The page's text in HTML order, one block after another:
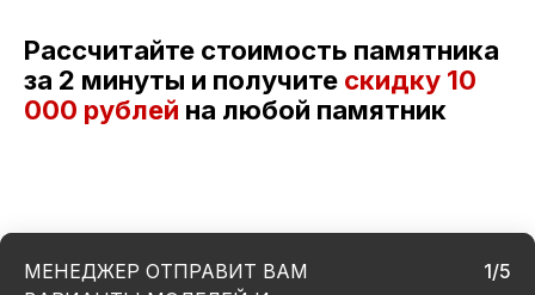
Рассчитайте стоимость памятника
за 2 минуты и получите скидку 10
000 рублей на любой памятник
МЕНЕДЖЕР ОТПРАВИТ ВАМ
1/5